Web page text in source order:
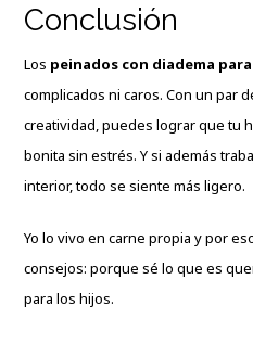
Conclusión
Los peinados con diadema
complicados ni caros. Con un par
creatividad, puedes lograr que tu
bonita sin estrés. Y si además
interior, todo se siente más ligero.
Yo lo vivo en carne propia y por
consejos: porque sé lo que es
para los hijos.